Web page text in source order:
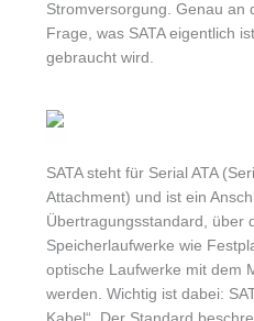
Stromversorgung. Genau an
Frage, was SATA eigentlich
gebraucht wird.
SATA steht für Serial ATA
Attachment) und ist ein
Übertragungsstandard, über
Speicherlaufwerke wie
optische Laufwerke mit dem
werden. Wichtig ist dabei: